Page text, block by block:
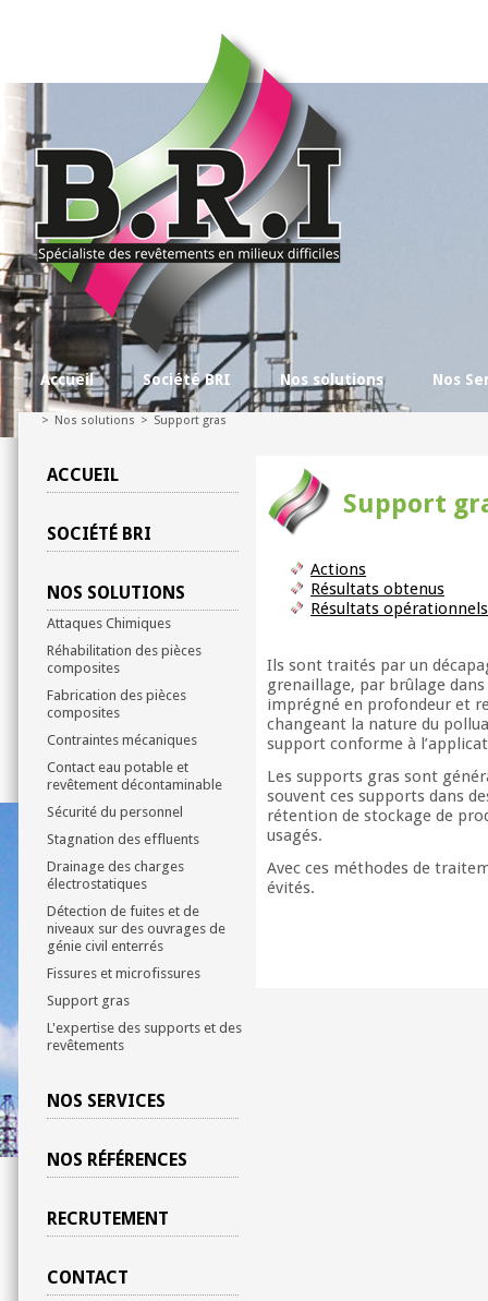
Accueil Société BRI Nos solutions Nos
> Nos solutions > Support gras
ACCUEIL
SOCIÉTÉ BRI
NOS SOLUTIONS
Attaques Chimiques
Réhabilitation des pièces
composites
Fabrication des pièces
composites
Contraintes mécaniques
Contact eau potable et
revêtement décontaminable
Sécurité du personnel
Stagnation des effluents
Drainage des charges
électrostatiques
Détection de fuites et de
niveaux sur des ouvrages de
génie civil enterrés
Fissures et microfissures
Support gras
L'expertise des supports et des
revêtements
NOS SERVICES
NOS RÉFÉRENCES
RECRUTEMENT
CONTACT
Support
Actions
Résultats obtenus
Résultats opérationnels
Ils sont traités par un
grenaillage, par brûlage
imprégné en profondeur et
changeant la nature du
support conforme à
Les supports gras sont
souvent ces supports dans
rétention de stockage de
usagés.
Avec ces méthodes de
évités.